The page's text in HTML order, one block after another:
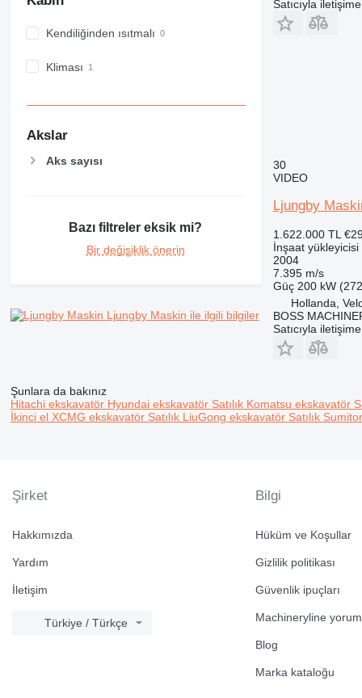
Kendiliğinden ısıtmalı
Kliması
Akslar
Aks sayısı
Bazı filtreler eksik mi?
Bir değişiklik önerin
Ljungby Maskin ile ilgili bilgiler
Satıcıyla
30
VIDEO
Ljungby
1.622.000 TL
İnşaat
2004
7.395 m/s
Güç 200 kW
Hollanda,
BOSS
Satıcıyla
Şunlara da bakınız
Hitachi ekskavatör Hyundai ekskavatör Satılık Komatsu ekskavatör
İkinci el XCMG ekskavatör Satılık LiuGong ekskavatör Satılık
Şirket
Hakkımızda
Yardım
İletişim
Türkiye / Türkçe
Bilgi
Hüküm ve Koşullar
Gizlilik politikası
Güvenlik ipuçları
Machineryline
Blog
Marka kataloğu